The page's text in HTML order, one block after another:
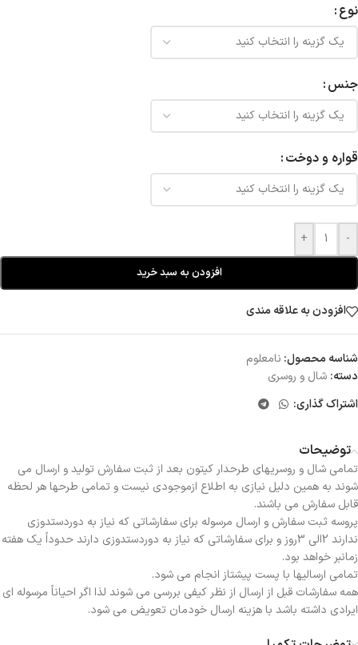
نوع
جنس
قواره و دوخت
-
+
افزودن به سبد خرید
افزودن به علاقه مندی
شناسه محصول: نامعلوم
دسته: شال و روسری
اشتراک گذاری:
توضیحات
تمامی شال و روسریهای طرحدار کیتون بعد از ثبت سفارش تولید و ارسال می
شوند به همین دلیل نیازی به اطلاع ازموجودی نیست و تمامی طرحها هر لحظه
قابل سفارش می باشند.
پروسه ثبت سفارش و ارسال مرسوله برای سفارشاتی که نیاز به دوردستدوزی
ندارند 2الی 3روز و برای سفارشاتی که نیاز به دوردستدوزی دارند حدوداً یک هفته
زمانبر خواهد بود.
تمامی ارسالیها با پست پیشتاز انجام می شود.
همه سفارشات قبل از ارسال از نظر کیفی بررسی می شوند لذا اگر احیاناً مرسوله ای
ایرادی داشته باشد با هزینه ارسال خودمان تعویض می شود.